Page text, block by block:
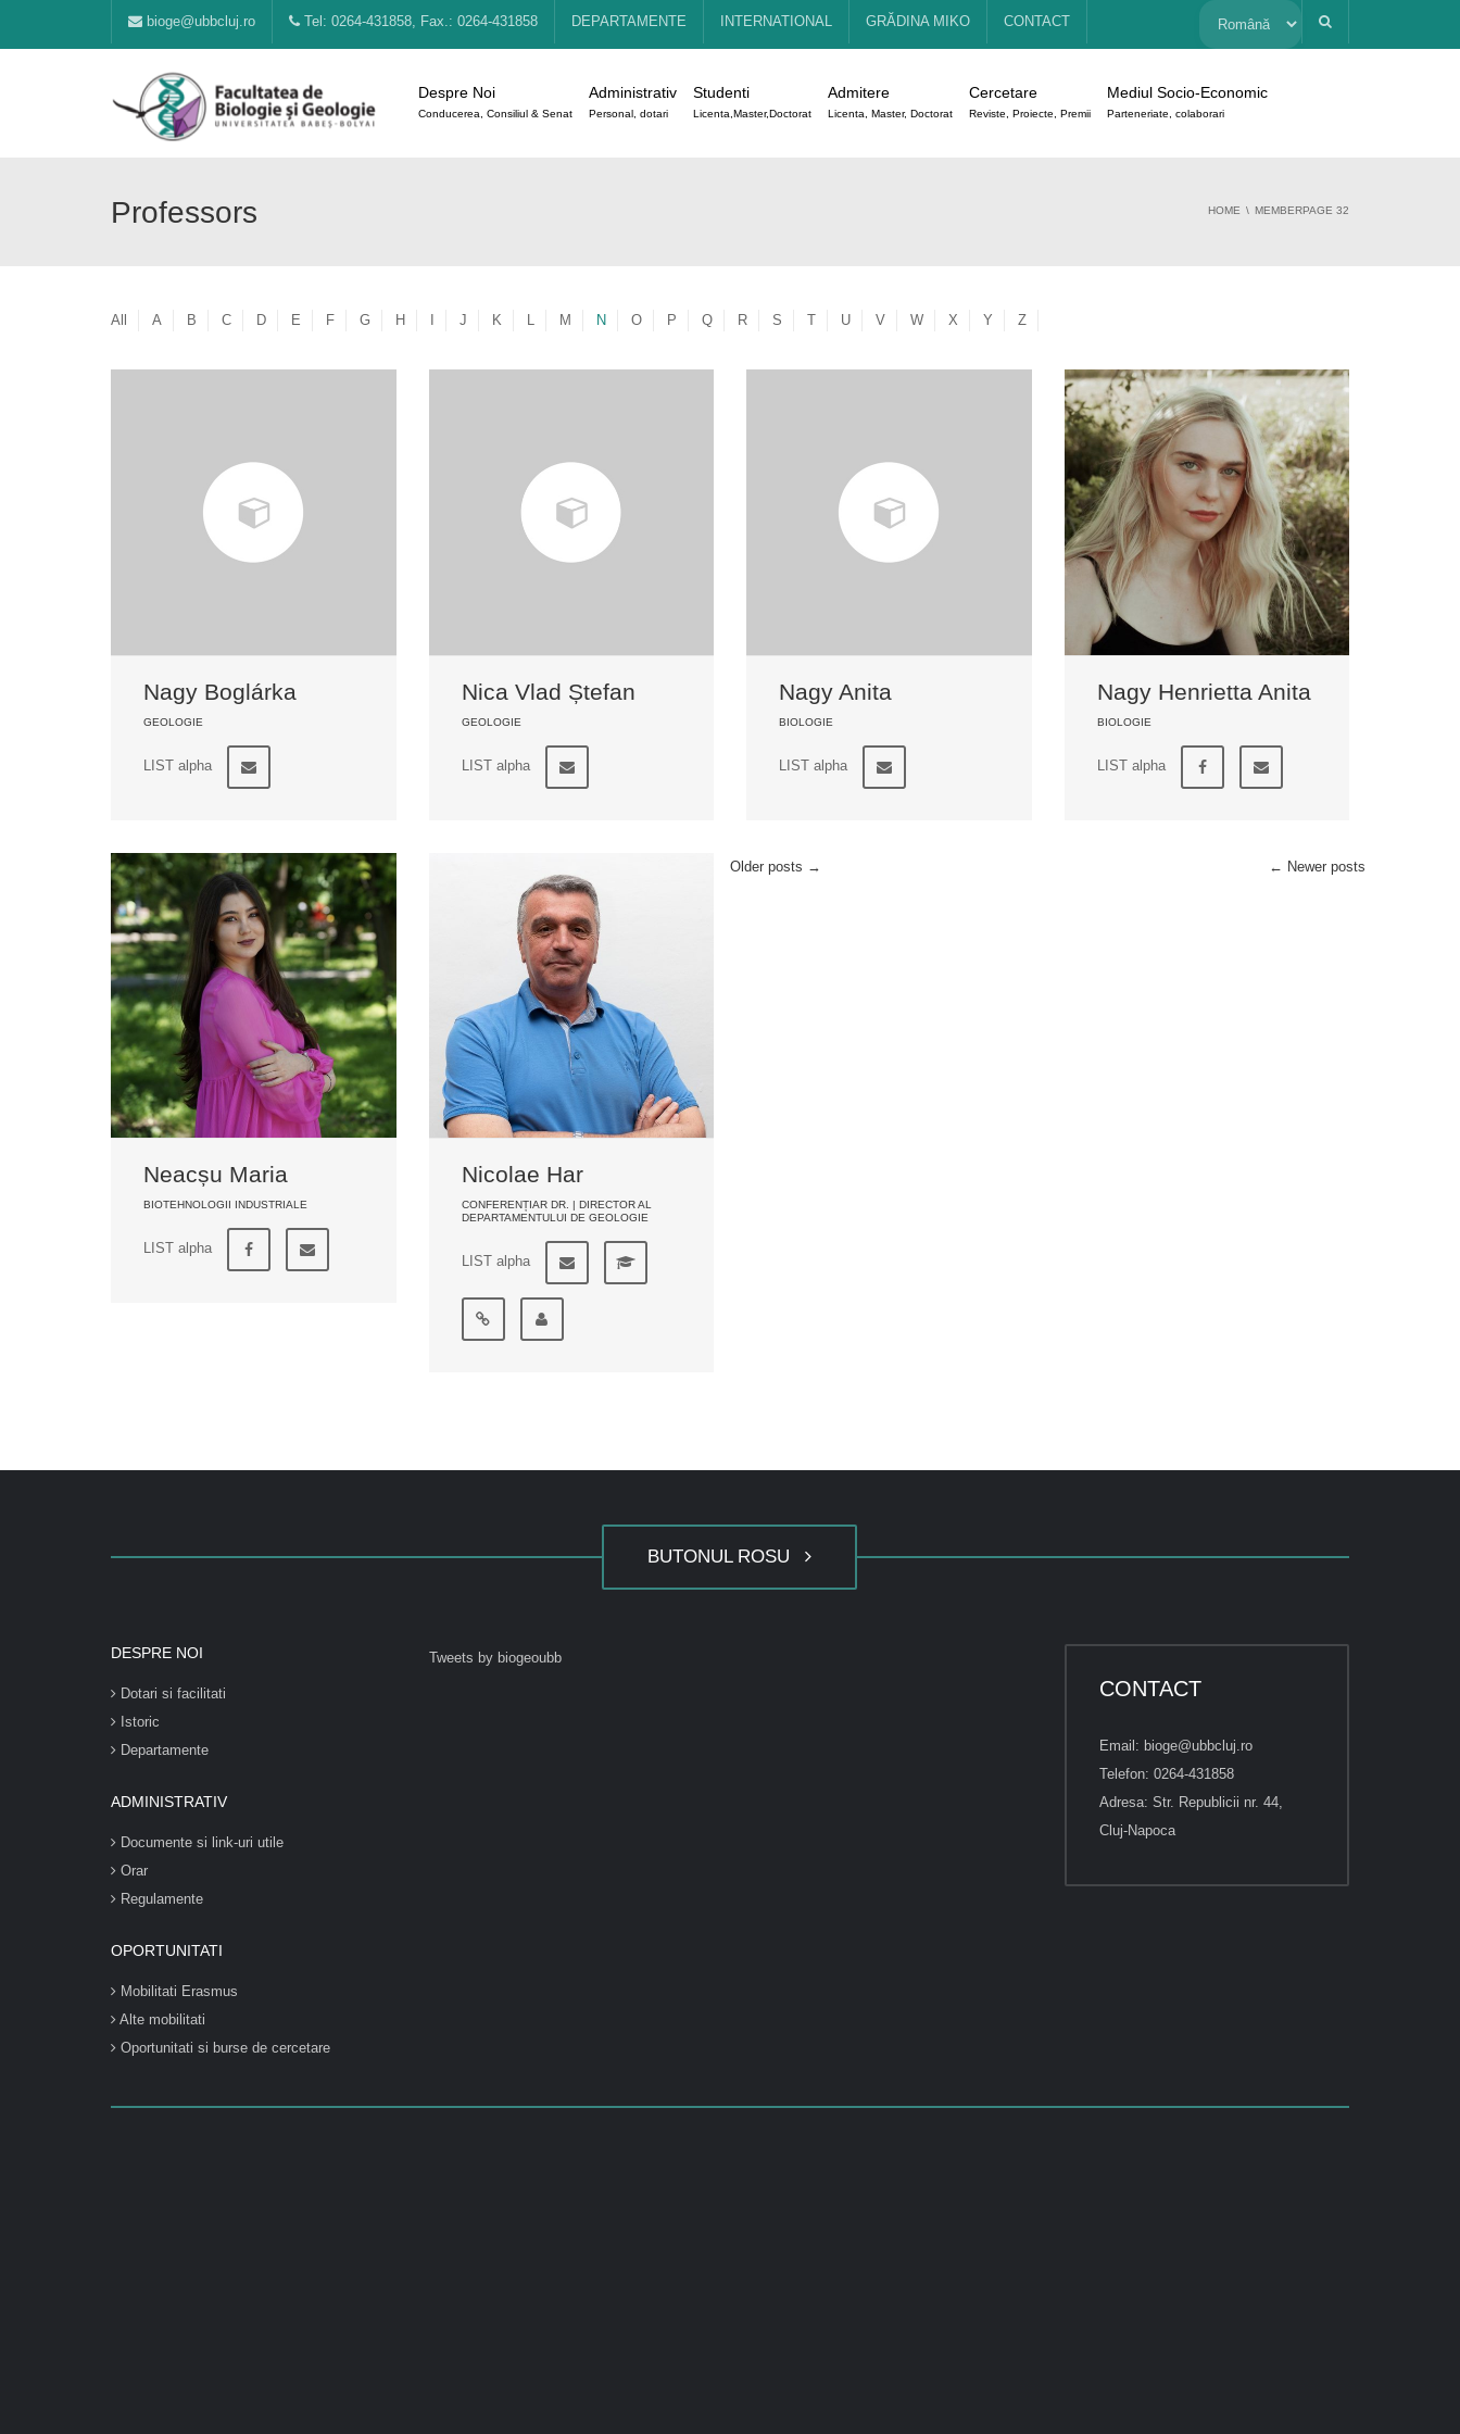
bioge@ubbcluj.ro Tel: 0264-431858, Fax.: 0264-431858 DEPARTAMENTE INTERNATIONAL GRĂDINA MIKO CONTACT Alege
limbă
Despre Noi
Conducerea, Consiliul & Senat
Administrativ
Personal, dotari
Studenti
Licenta,Master,Doctorat
Admitere
Licenta, Master, Doctorat
Cercetare
Reviste, Proiecte, Premii
Mediul Socio-Economic
Parteneriate, colaborari
Professors HOME MEMBERPAGE 32
All A B C D E F G H J K L M N O P Q R S T U V W X Y Z
Nagy Boglárka
GEOLOGIE
LIST alpha
Nica Vlad Ștefan
GEOLOGIE
LIST alpha
Nagy Anita
BIOLOGIE
LIST alpha
Nagy Henrietta Anita
BIOLOGIE
LIST alpha
Neacșu Maria
BIOTEHNOLOGII INDUSTRIALE
LIST alpha
Nicolae Har
CONFERENȚIAR DR. | DIRECTOR AL
DEPARTAMENTULUI DE GEOLOGIE
LIST alpha
Older posts → ← Newer posts
BUTONUL ROSU
DESPRE NOI
Dotari si facilitati
Istoric
Departamente
ADMINISTRATIV
Documente si link-uri utile
Orar
Regulamente
OPORTUNITATI
Mobilitati Erasmus
Alte mobilitati
Oportunitati si burse de cercetare
Tweets by biogeoubb
CONTACT
Email: bioge@ubbcluj.ro
Telefon: 0264-431858
Adresa: Str. Republicii nr. 44,
Cluj-Napoca